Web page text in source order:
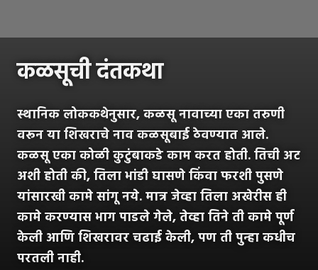
कळसूची दंतकथा
स्थानिक लोककथेनुसार, कळसू नावाच्या एका तरुणी
वरून या शिखराचे नाव कळसूबाई ठेवण्यात आले.
कळसू एका कोळी कुटुंबाकडे काम करत होती. तिची अट
अशी होती की, तिला भांडी घासणे किंवा फरशी पुसणे
यांसारखी कामे सांगू नये. मात्र जेव्हा तिला अखेरीस ही
कामे करण्यास भाग पाडले गेले, तेव्हा तिने ती कामे पूर्ण
केली आणि शिखरावर चढाई केली, पण ती पुन्हा कधीच
परतली नाही.